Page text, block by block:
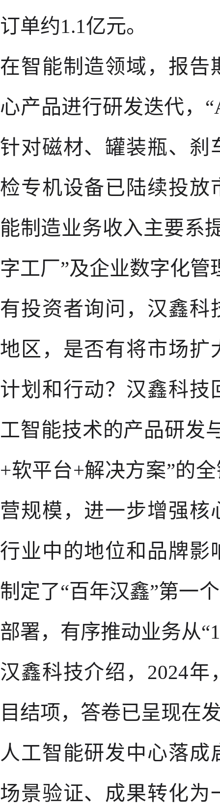
订单约1.1亿元。
在智能制造领域，报告
心产品进行研发迭代，
针对磁材、罐装瓶、刹
检专机设备已陆续投放
能制造业务收入主要系
字工厂”及企业数字化
有投资者询问，汉鑫科
地区，是否有将市场扩
计划和行动？汉鑫科技
工智能技术的产品研发
+软平台+解决方案”的
营规模，进一步增强核
行业中的地位和品牌影
制定了“百年汉鑫”第一
部署，有序推动业务从
汉鑫科技介绍，2024
目结项，答卷已呈现在
人工智能研发中心落
场景验证、成果转化为